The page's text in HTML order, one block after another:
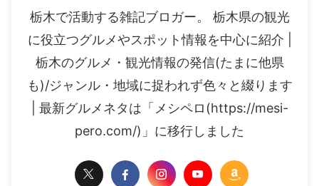
栃木で活動する雑記ブロガー。 栃木県の観光
に役立つグルメやスポット情報を中心に紹介 |
栃木のグルメ・観光情報の発信(たまに他県
も)/ジャンル・地域に捉われず色々と綴ります
| 最新グルメネタは「メシペロ(https://mesi-
pero.com/)」に移行しました